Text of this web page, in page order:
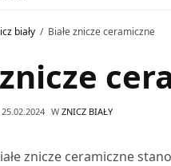
biały Białe znicze ceramiczne
25.02.2024 W ZNICZ BIAŁY
znicze ceramiczne